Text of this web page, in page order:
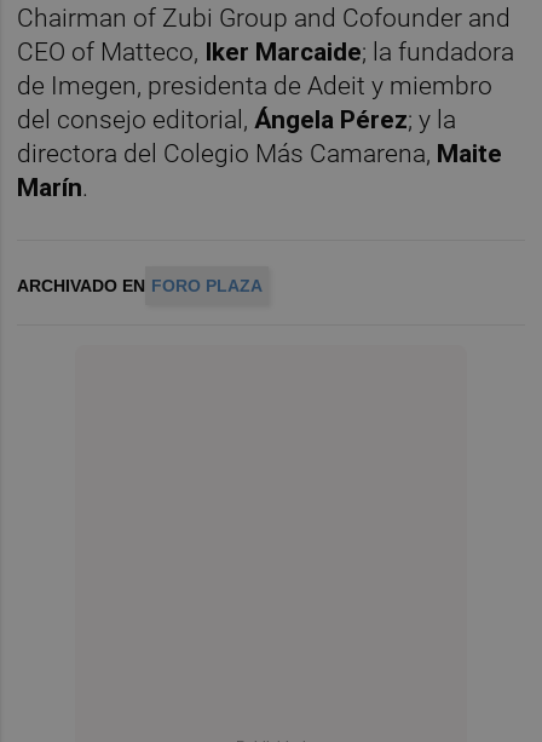
Chairman of Zubi Group and Cofounder and
CEO of Matteco, Iker Marcaide; la fundadora
de Imegen, presidenta de Adeit y miembro
del consejo editorial,Ángela Pérez; y la
directora del Colegio Más Camarena, Maite
Marín.
ARCHIVADO EN FORO PLAZA